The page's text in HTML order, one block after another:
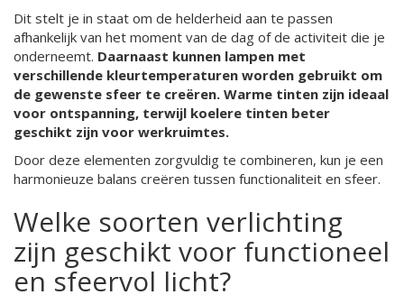
Dit stelt je in staat om de helderheid aan te passen
afhankelijk van het moment van de dag of de activiteit die je
onderneemt. Daarnaast kunnen lampen met
verschillende kleurtemperaturen worden gebruikt om
de gewenste sfeer te creëren. Warme tinten zijn ideaal
voor ontspanning, terwijl koelere tinten beter
geschikt zijn voor werkruimtes.
Door deze elementen zorgvuldig te combineren, kun je een
harmonieuze balans creëren tussen functionaliteit en sfeer.
Welke soorten verlichting
zijn geschikt voor functioneel
en sfeervol licht?